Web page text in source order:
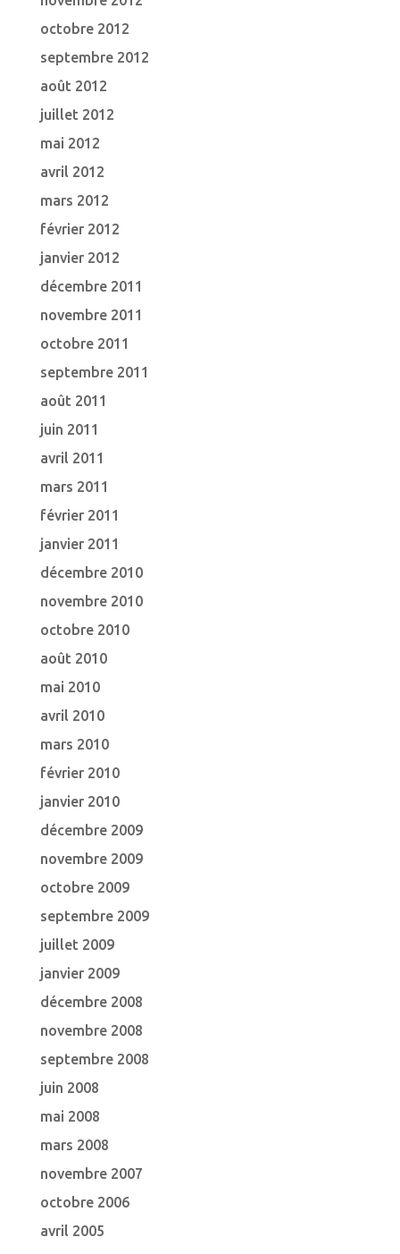
octobre 2012
septembre 2012
août 2012
juillet 2012
mai 2012
avril 2012
mars 2012
février 2012
janvier 2012
décembre 2011
novembre 2011
octobre 2011
septembre 2011
août 2011
juin 2011
avril 2011
mars 2011
février 2011
janvier 2011
décembre 2010
novembre 2010
octobre 2010
août 2010
mai 2010
avril 2010
mars 2010
février 2010
janvier 2010
décembre 2009
novembre 2009
octobre 2009
septembre 2009
juillet 2009
janvier 2009
décembre 2008
novembre 2008
septembre 2008
juin 2008
mai 2008
mars 2008
novembre 2007
octobre 2006
avril 2005